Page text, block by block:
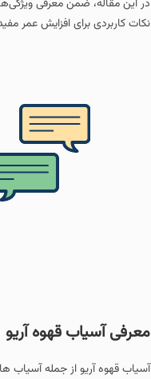
در این مقاله، ضمن معرفی
نکات کاربردی برای افزایش عمر
معرفی آسیاب قهوه آریو
آسیاب قهوه آریو از جمله